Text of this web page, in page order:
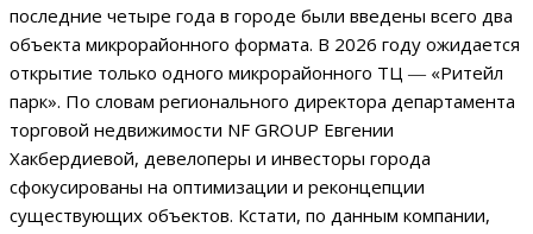
последние четыре года в городе были введены всего два
объекта микрорайонного формата. В 2026 году ожидается
открытие только одного микрорайонного ТЦ ― «Ритейл
парк». По словам регионального директора департамента
торговой недвижимости NF GROUP Евгении
Хакбердиевой, девелоперы и инвесторы города
сфокусированы на оптимизации и реконцепции
существующих объектов. Кстати, по данным компании,